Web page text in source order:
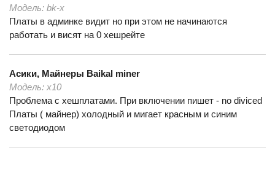
Модель: bk-x
Платы в админке видит но при этом не начинаются
работать и висят на 0 хешрейте
Асики, Майнеры Baikal miner
Модель: x10
Проблема с хешплатами. При включении пишет - no diviced
Платы ( майнер) холодный и мигает красным и синим
светодиодом